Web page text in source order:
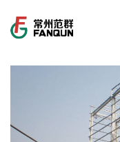
公司介绍
干燥设备